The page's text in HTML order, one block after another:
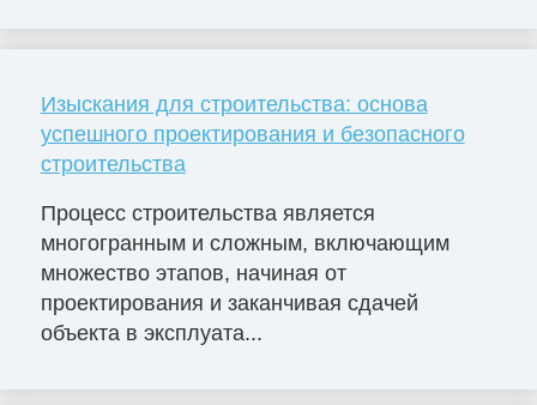
Изыскания для строительства: основа
успешного проектирования и безопасного
строительства
Процесс строительства является
многогранным и сложным, включающим
множество этапов, начиная от
проектирования и заканчивая сдачей
объекта в эксплуата...